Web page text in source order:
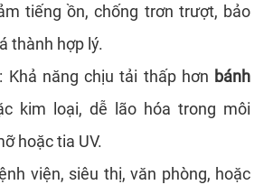
tiếng ồn, chống trơn trượt, bảo
thành hợp lý.
: Khả năng chịu tải thấp hơn bánh
kim loại, dễ lão hóa trong môi
hoặc tia UV.
viện, siêu thị, văn phòng, hoặc